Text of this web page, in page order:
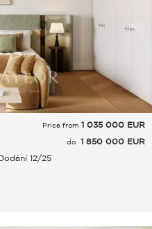
Price from 1 035 000 EUR
do 1 850 000 EUR
12/25